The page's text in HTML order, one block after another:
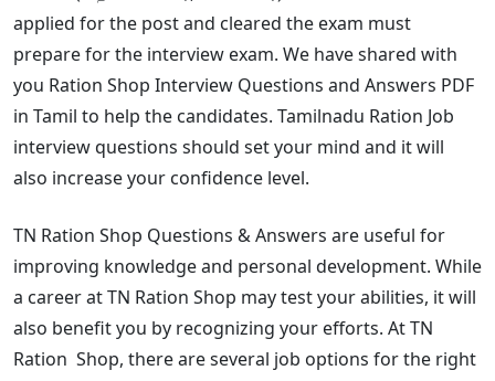
applied for the post and cleared the exam must
prepare for the interview exam. We have shared with
you Ration Shop Interview Questions and Answers PDF
in Tamil to help the candidates. Tamilnadu Ration Job
interview questions should set your mind and it will
also increase your confidence level.
TN Ration Shop Questions & Answers are useful for
improving knowledge and personal development. While
a career at TN Ration Shop may test your abilities, it will
also benefit you by recognizing your efforts. At TN
Ration Shop, there are several job options for the right